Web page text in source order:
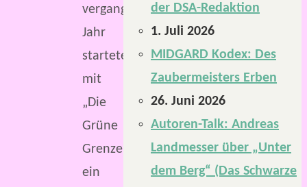
vergangenen
Jahr
startete
mit
„Die
Grüne
Grenze“
ein
der DSA-Redaktion
1. Juli 2026
MIDGARD Kodex: Des
Zaubermeisters Erben
26. Juni 2026
Autoren-Talk: Andreas
Landmesser über „Unter
dem Berg“ (Das Schwarze